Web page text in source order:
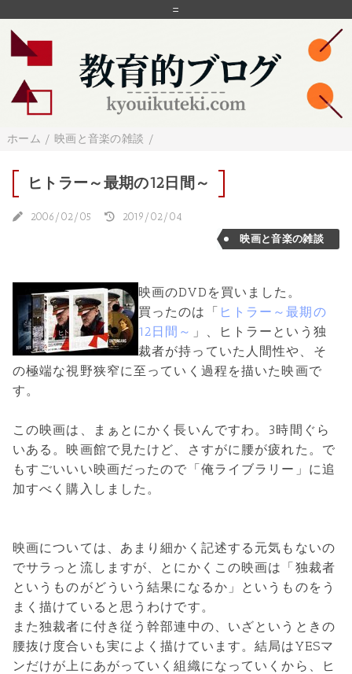
=
ホーム / 映画と音楽の雑談 /
ヒトラー～最期の12日間～
2006/02/05
2019/02/04
映画と音楽の雑談
映画のDVDを買いました。
買ったのは「 ヒトラー～最期の
12日間～ 」、ヒトラーという独
裁者が持っていた人間性や、そ
の極端な視野狭窄に至っていく過程を描いた映画で
す。
この映画は、まぁとにかく長いんですわ。3時間ぐら
いある。映画館で見たけど、さすがに腰が疲れた。で
もすごいいい映画だったので「俺ライブラリー」に追
加すべく購入しました。
映画については、あまり細かく記述する元気もないの
でサラっと流しますが、とにかくこの映画は「独裁者
というものがどういう結果になるか」というものをう
まく描けていると思うわけです。
また独裁者に付き従う幹部連中の、いざというときの
腰抜け度合いも実によく描けています。結局はYESマ
ンだけが上にあがっていく組織になっていくから、ヒ